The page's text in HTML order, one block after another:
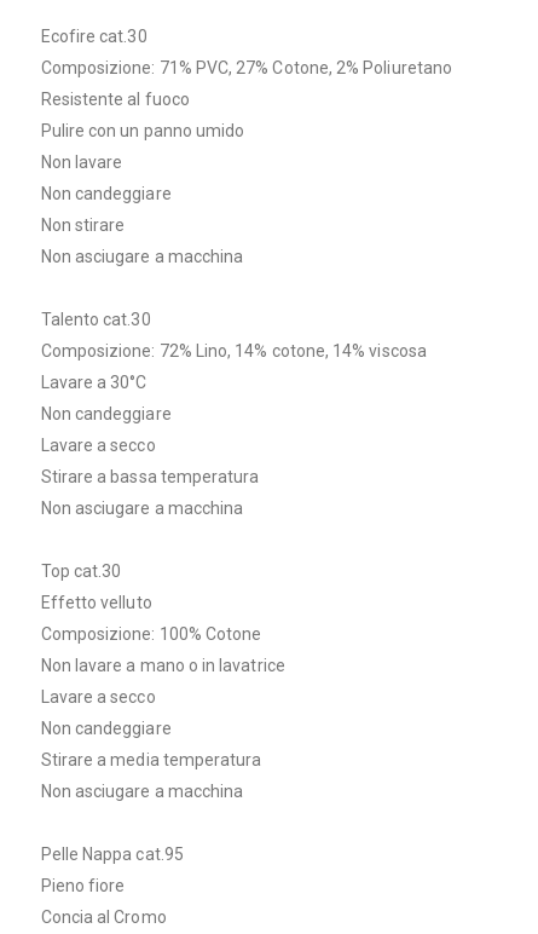
Ecofire cat.30
Composizione: 71% PVC, 27% Cotone, 2% Poliuretano
Resistente al fuoco
Pulire con un panno umido
Non lavare
Non candeggiare
Non stirare
Non asciugare a macchina
Talento cat.30
Composizione: 72% Lino, 14% cotone, 14% viscosa
Lavare a 30°C
Non candeggiare
Lavare a secco
Stirare a bassa temperatura
Non asciugare a macchina
Top cat.30
Effetto velluto
Composizione: 100% Cotone
Non lavare a mano o in lavatrice
Lavare a secco
Non candeggiare
Stirare a media temperatura
Non asciugare a macchina
Pelle Nappa cat.95
Pieno fiore
Concia al Cromo